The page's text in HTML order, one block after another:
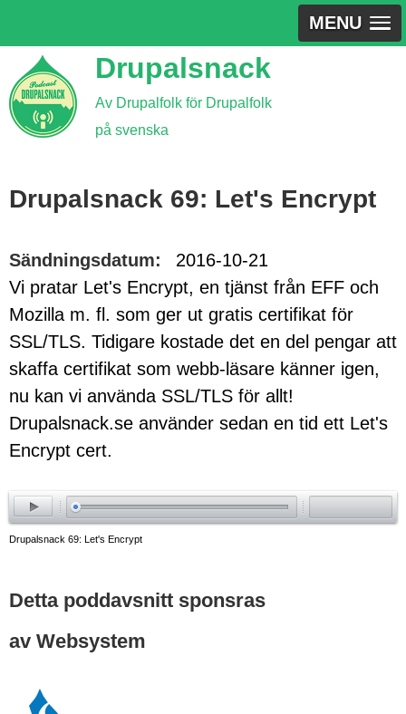
MENU
Jump
to
navigation
Drupalsnack
Av Drupalfolk för Drupalfolk
på svenska
to
Drupalsnack 69: Let's Encrypt
Sändningsdatum:
2016-10-21
Vi pratar Let's Encrypt, en tjänst från EFF och
Mozilla m. fl. som ger ut gratis certifikat för
SSL/TLS. Tidigare kostade det en del pengar att
skaffa certifikat som webb-läsare känner igen,
nu kan vi använda SSL/TLS för allt!
Drupalsnack.se använder sedan en tid ett Let's
Encrypt cert.
Drupalsnack 69: Let's Encrypt
Detta poddavsnitt sponsras
av Websystem